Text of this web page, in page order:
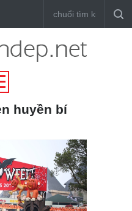
huyền bí